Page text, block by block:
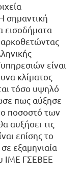
σημαντική
εισοδήματα
είναι
κλίματος
τόσο υψηλό
πως αύξησε
ποσοστό των
αυξήσει τις
επίσης το
εξαμηνιαία
ΙΜΕ ΓΣΕΒΕΕ